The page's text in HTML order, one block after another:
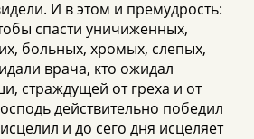
И в этом и премудрость:
спасти уничиженных,
больных, хромых, слепых,
врача, кто ожидал
страждущей от греха и от
действительно победил
и до сего дня исцеляет